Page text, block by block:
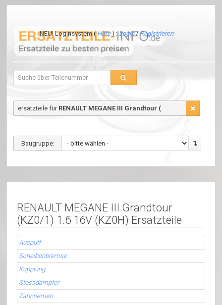
NEU! Loginsystem (Hilfe) :Login/Registrieren
ersatzteile für RENAULT MEGANE III Grandtour (
Baugruppe:
RENAULT MEGANE III Grandtour
(KZ0/1) 1.6 16V (KZ0H) Ersatzteile
Auspuff
Scheibenbremse
Kupplung
Stossdämpfer
Zahnriemen